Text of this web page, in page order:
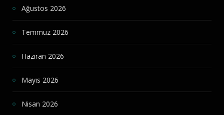
Ağustos 2026
Temmuz 2026
Haziran 2026
Mayıs 2026
Nisan 2026